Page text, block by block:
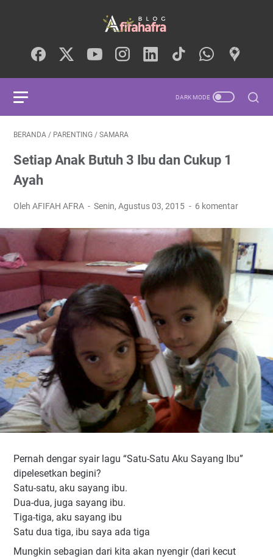
BERANDA / PARENTING / SAMARA
Setiap Anak Butuh 3 Ibu dan Cukup 1
Ayah
Oleh AFIFAH AFRA Senin, Agustus 03, 2015 6 komentar
Pernah dengar syair lagu “Satu-Satu Aku Sayang Ibu”
dipelesetkan begini?
Satu-satu, aku sayang ibu.
Dua-dua, juga sayang ibu.
Tiga-tiga, aku sayang ibu
Satu dua tiga, ibu saya ada tiga
Mungkin sebagian dari kita akan nyengir (dari kecut